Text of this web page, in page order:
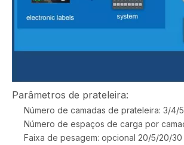
Parâmetros de prateleira:
Número de camadas de prateleira: 3/4/5
Número de espaços de carga por
Faixa de pesagem: opcional 20/5/20/30